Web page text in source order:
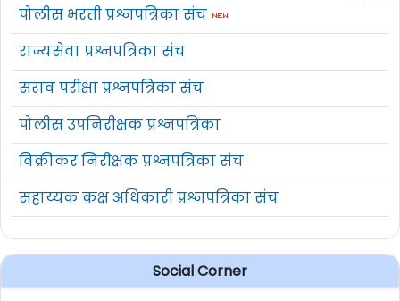
पोलीस भरती प्रश्नपत्रिका संच
राज्यसेवा प्रश्नपत्रिका संच
सराव परीक्षा प्रश्नपत्रिका संच
पोलीस उपनिरीक्षक प्रश्नपत्रिका
विक्रीकर निरीक्षक प्रश्नपत्रिका संच
सहाय्यक कक्ष अधिकारी प्रश्नपत्रिका संच
Social Corner